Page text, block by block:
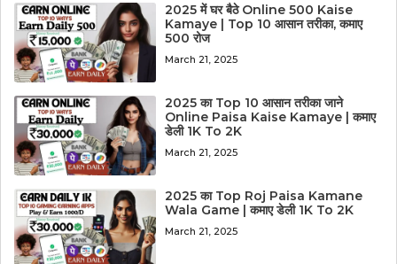
2025 में घर बैठे Online 500 Kaise
Kamaye | Top 10 आसान तरीका, कमाए
500 रोज
March 21, 2025
2025 का Top 10 आसान तरीका जाने
Online Paisa Kaise Kamaye | कमाए
डेली 1K To 2K
March 21, 2025
2025 का Top Roj Paisa Kamane
Wala Game | कमाए डेली 1K To 2K
March 21, 2025